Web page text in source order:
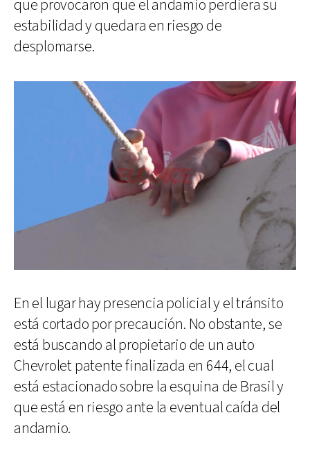
que provocaron que el andamio perdiera su
estabilidad y quedara en riesgo de
desplomarse.
En el lugar hay presencia policial y el tránsito
está cortado por precaución. No obstante, se
está buscando al propietario de un auto
Chevrolet patente finalizada en 644, el cual
está estacionado sobre la esquina de Brasil y
que está en riesgo ante la eventual caída del
andamio.